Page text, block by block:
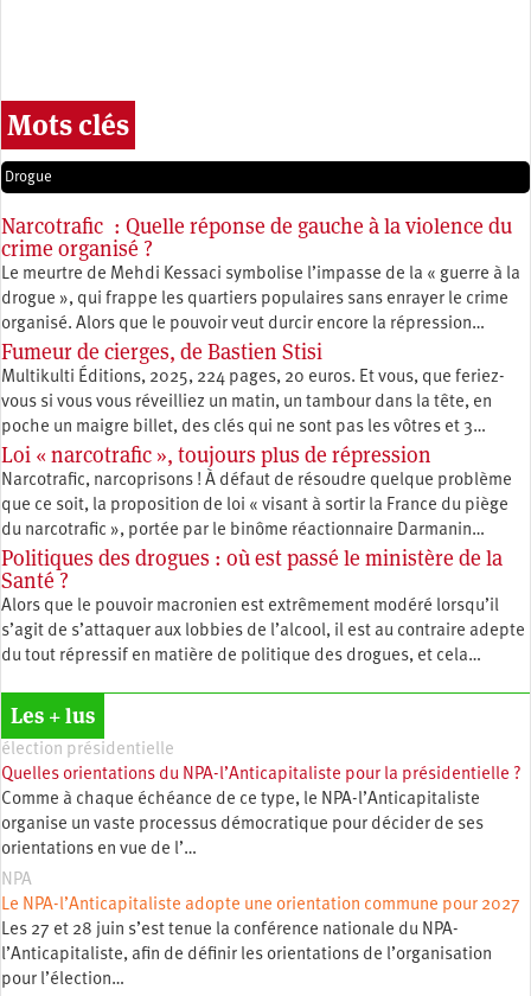
Mots clés
Drogue
Narcotrafic : Quelle réponse de gauche à la violence du
crime organisé ?
Le meurtre de Mehdi Kessaci symbolise l’impasse de la « guerre à la
drogue », qui frappe les quartiers populaires sans enrayer le crime
organisé. Alors que le pouvoir veut durcir encore la répression…
Fumeur de cierges, de Bastien Stisi
Multikulti Éditions, 2025, 224 pages, 20 euros. Et vous, que feriez-
vous si vous vous réveilliez un matin, un tambour dans la tête, en
poche un maigre billet, des clés qui ne sont pas les vôtres et 3…
Loi « narcotrafic », toujours plus de répression
Narcotrafic, narcoprisons ! À défaut de résoudre quelque problème
que ce soit, la proposition de loi « visant à sortir la France du piège
du narcotrafic », portée par le binôme réactionnaire Darmanin…
Politiques des drogues : où est passé le ministère de la
Santé ?
Alors que le pouvoir macronien est extrêmement modéré lorsqu’il
s’agit de s’attaquer aux lobbies de l’alcool, il est au contraire adepte
du tout répressif en matière de politique des drogues, et cela…
Les + lus
élection présidentielle
Quelles orientations du NPA-l’Anticapitaliste pour la présidentielle ?
Comme à chaque échéance de ce type, le NPA-l’Anticapitaliste
organise un vaste processus démocratique pour décider de ses
orientations en vue de l’…
NPA
Le NPA-l’Anticapitaliste adopte une orientation commune pour 2027
Les 27 et 28 juin s’est tenue la conférence nationale du NPA-
l’Anticapitaliste, afin de définir les orientations de l’organisation
pour l’élection…